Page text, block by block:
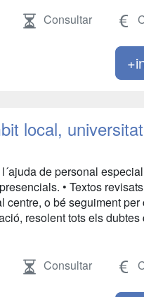
Consultar
local,
de personal
• Textos
centre, o bé seguiment per
resolent tots els
Consultar